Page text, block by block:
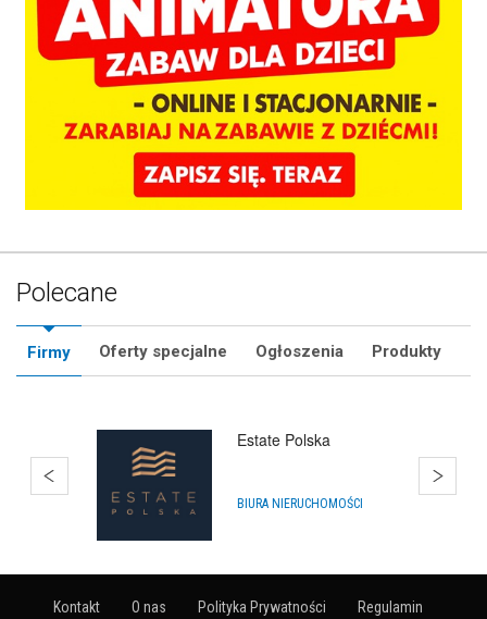
Polecane
Firmy Oferty specjalne Ogłoszenia Produkty
SklepMikolaja.pl
IMPREZY, WYDARZENIA
Kontakt O nas Polityka Prywatności
Regulamin